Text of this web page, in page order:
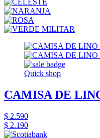
Quick shop
CAMISA DE
$ 2.590
$ 2.190